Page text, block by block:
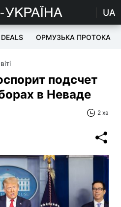
UA
ОРМУЗЬКА ПРОТОКА
подсчет
в Неваде
2 хв